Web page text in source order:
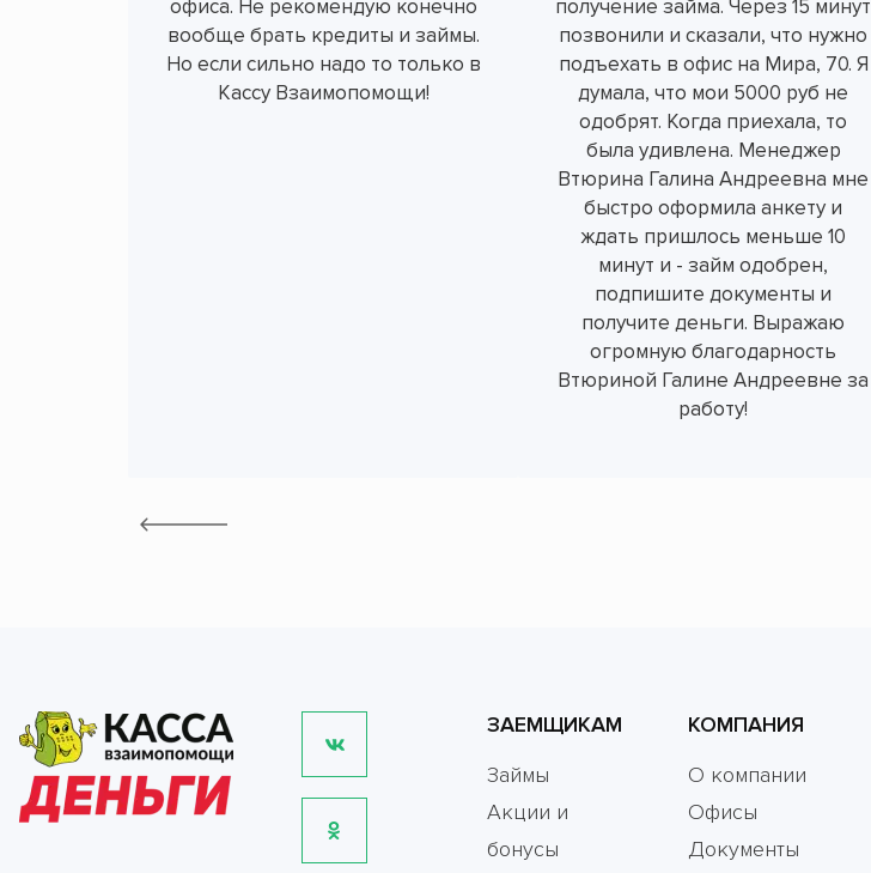
офиса. Не рекомендую конечно
вообще брать кредиты и займы.
Но если сильно надо то только в
Кассу Взаимопомощи!
получение займа. Через 15 минут
позвонили и сказали, что нужно
подъехать в офис на Мира, 70. Я
думала, что мои 5000 руб не
одобрят. Когда приехала, то
была удивлена. Менеджер
Втюрина Галина Андреевна мне
быстро оформила анкету и
ждать пришлось меньше 10
минут и - займ одобрен,
подпишите документы и
получите деньги. Выражаю
огромную благодарность
Втюриной Галине Андреевне за
работу!
ЗАЕМЩИКАМ
Займы
Акции и
бонусы
КОМПАНИЯ
О компании
Офисы
Документы